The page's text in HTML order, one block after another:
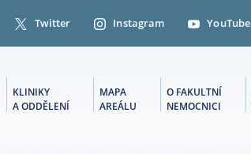
Twitter Instagram YouTube
KLINIKY
A ODDĚLENÍ
MAPA
AREÁLU
O FAKULTNÍ
NEMOCNICI